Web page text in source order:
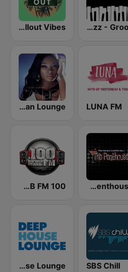
Smooth Jazz - Groov
Chillout Vibes
LUNA FM
GotRadio - Urban Lounge
The Penthouse
100 Hip Hop and RNB FM
SBS Chill
Deep House Lounge